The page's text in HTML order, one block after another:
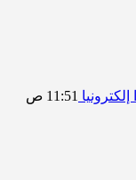
11:51 ص